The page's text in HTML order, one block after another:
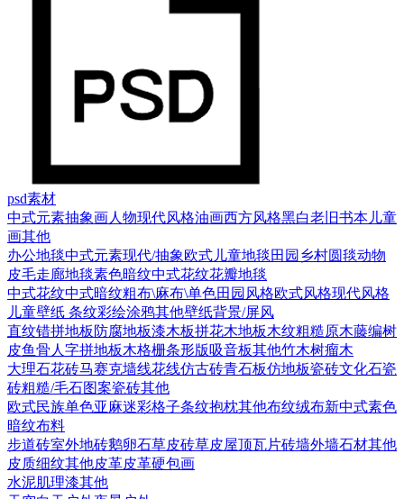
psd素材
中式元素抽象画人物现代风格油画西方风格黑白老旧书本 儿童
画其他
办公地毯中式元素现代/抽象欧式 儿童地毯 田园乡村圆毯动物
皮毛走廊地毯素色暗纹中式花纹花瓣地毯
中式花纹中式暗纹粗布\麻布\单色田园风格欧式风格现代风格
儿童壁纸 条纹彩绘涂鸦其他壁纸背景/屏风
直纹错拼地板 防腐地板漆木板拼花木地板木纹粗糙原木藤编树
皮鱼骨人字拼地板木格栅条形版吸音板其他竹木树瘤木
大理石花砖马赛克墙线花线仿古砖青石板仿地板瓷砖文化石瓷
砖粗糙/毛石图案瓷砖其他
欧式民族单色亚麻迷彩格子条纹抱枕其他布纹绒布新中式素色
暗纹布料
步道砖室外地砖鹅卵石草皮砖草皮屋顶瓦片砖墙外墙石材其他
皮质细纹其他皮革皮革硬包画
水泥肌理漆其他